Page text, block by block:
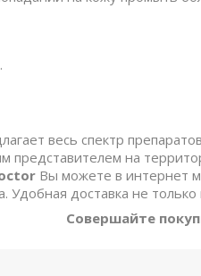
весь спектр
представителем на
Вы можете в интернет
Удобная доставка не
Совершайте